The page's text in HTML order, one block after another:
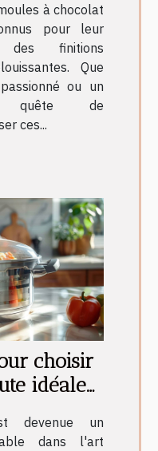
à chocolat
pour leur
finitions
Que
ou un
quête de
ces...
choisir
idéale
devenue un
dans l'art